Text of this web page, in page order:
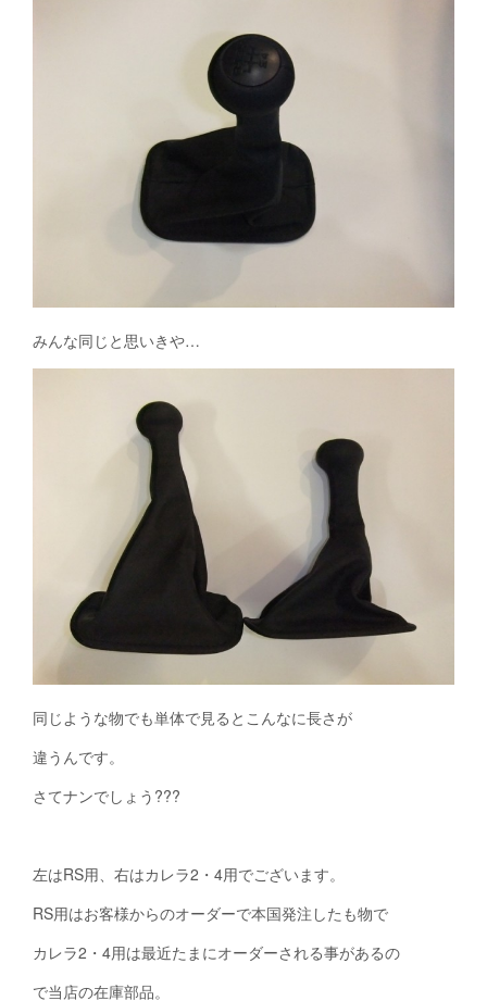
みんな同じと思いきや…
同じような物でも単体で見るとこんなに長さが
違うんです。
さてナンでしょう???
左はRS用、右はカレラ2・4用でございます。
RS用はお客様からのオーダーで本国発注したも物で
カレラ2・4用は最近たまにオーダーされる事があるの
で当店の在庫部品。